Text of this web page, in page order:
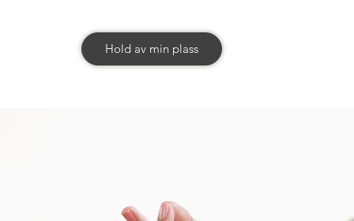
Hold av min plass